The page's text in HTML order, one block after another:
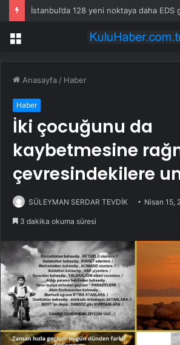
İstanbul’da 128 yeni noktaya daha EDS
Menü
Anasayfa / Haber
Haber
İki çocuğunu da
kaybetmesine
çevresindekilere
SÜLEYMAN SERDAR TEVDİK Nisan 15,
3 dakika okuma süresi